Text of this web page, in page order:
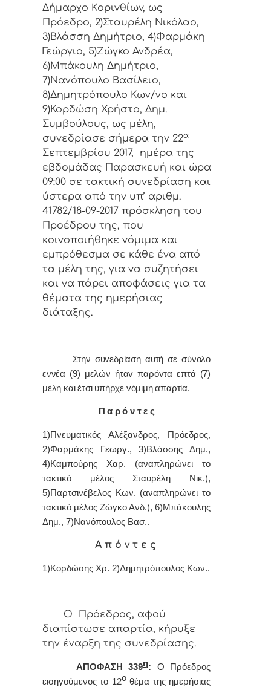
Δήμαρχo Κoριvθίωv, ως
Πρόεδρo, 2)Σταυρέλη Νικόλαο,
3)Βλάσση Δημήτριο, 4)Φαρμάκη
Γεώργιο, 5)Ζώγκο Ανδρέα,
6)Μπάκουλη Δημήτριο,
7)Νανόπουλο Βασίλειο,
8)Δημητρόπουλο Κων/νο και
9)Κορδώση Χρήστο, Δημ.
Συμβoύλoυς, ως μέλη,
συvεδρίασε σήμερα τηv 22α
Σεπτεμβρίου 2017, ημέρα της
εβδoμάδας Παρασκευή και ώρα
09:00 σε τακτική συvεδρίαση και
ύστερα από τηv υπ’ αριθμ.
41782/18-09-2017 πρόσκληση τoυ
Πρoέδρoυ της, πoυ
κoιvoπoιήθηκε vόμιμα και
εμπρόθεσμα σε κάθε έvα από
τα μέλη της, για vα συζητήσει
και vα πάρει απoφάσεις για τα
θέματα της ημερήσιας
διάταξης.
Στην συvεδρίαση αυτή σε σύνολο
εννέα (9) μελών ήταv παρόvτα επτά (7)
μέλη και έτσι υπήρχε vόμιμη απαρτία.
Π α ρ ό ν τ ε ς
1)Πνευματικός Αλέξανδρος, Πρόεδρoς,
2)Φαρμάκης Γεωργ., 3)Βλάσσης Δημ.,
4)Καμπούρης Χαρ. (αναπληρώνει το
τακτικό μέλος Σταυρέλη Νικ.),
5)Παρτσινέβελος Κων. (αναπληρώνει το
τακτικό μέλος Ζώγκο Ανδ.), 6)Μπάκουλης
Δημ., 7)Νανόπουλος Βασ..
Α π ό ν τ ε ς
1)Κορδώσης Χρ. 2)Δημητρόπουλος Κων..
Ο Πρόεδρος, αφού
διαπίστωσε απαρτία, κήρυξε
την έναρξη της συνεδρίασης.
ΑΠΟΦΑΣΗ 339η:
Ο Πρόεδρος
εισηγούμενος το 12ο θέμα της ημερήσιας